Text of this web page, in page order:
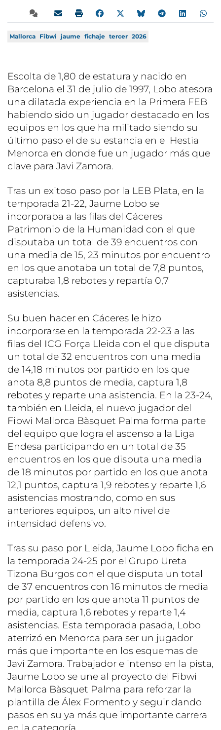
Mallorca Fibwi jaume fichaje tercer 2026
Escolta de 1,80 de estatura y nacido en
Barcelona el 31 de julio de 1997, Lobo atesora
una dilatada experiencia en la Primera FEB
habiendo sido un jugador destacado en los
equipos en los que ha militado siendo su
último paso el de su estancia en el Hestia
Menorca en donde fue un jugador más que
clave para Javi Zamora.
Tras un exitoso paso por la LEB Plata, en la
temporada 21-22, Jaume Lobo se
incorporaba a las filas del Cáceres
Patrimonio de la Humanidad con el que
disputaba un total de 39 encuentros con
una media de 15, 23 minutos por encuentro
en los que anotaba un total de 7,8 puntos,
capturaba 1,8 rebotes y repartía 0,7
asistencias.
Su buen hacer en Cáceres le hizo
incorporarse en la temporada 22-23 a las
filas del ICG Força Lleida con el que disputa
un total de 32 encuentros con una media
de 14,18 minutos por partido en los que
anota 8,8 puntos de media, captura 1,8
rebotes y reparte una asistencia. En la 23-24,
también en Lleida, el nuevo jugador del
Fibwi Mallorca Bàsquet Palma forma parte
del equipo que logra el ascenso a la Liga
Endesa participando en un total de 35
encuentros en los que disputa una media
de 18 minutos por partido en los que anota
12,1 puntos, captura 1,9 rebotes y reparte 1,6
asistencias mostrando, como en sus
anteriores equipos, un alto nivel de
intensidad defensivo.
Tras su paso por Lleida, Jaume Lobo ficha en
la temporada 24-25 por el Grupo Ureta
Tizona Burgos con el que disputa un total
de 37 encuentros con 16 minutos de media
por partido en los que anota 11 puntos de
media, captura 1,6 rebotes y reparte 1,4
asistencias. Esta temporada pasada, Lobo
aterrizó en Menorca para ser un jugador
más que importante en los esquemas de
Javi Zamora. Trabajador e intenso en la pista,
Jaume Lobo se une al proyecto del Fibwi
Mallorca Bàsquet Palma para reforzar la
plantilla de Álex Formento y seguir dando
pasos en su ya más que importante carrera